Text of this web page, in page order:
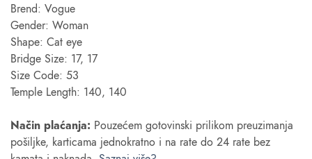
Brend: Vogue
Gender: Woman
Shape: Cat eye
Bridge Size: 17, 17
Size Code: 53
Temple Length: 140, 140
Način plaćanja: Pouzećem gotovinski prilikom preuzimanja
pošiljke, karticama jednokratno i na rate do 24 rate bez